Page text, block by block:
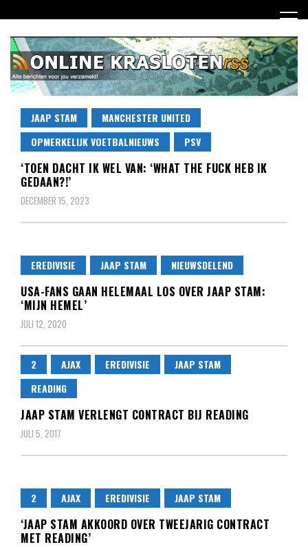
naar
inhoud
Online Krasloten RSS
Dagelijks het laatste nieuws rondom online krasloten voor
jou verzameld
JAAP STAM
MANCHESTER UNITED
OPMERKELIJK VOETBALNIEUWS
PSV
‘TOEN DACHT IK WEL VAN: ‘WHAT THE FUCK HEB IK
GEDAAN?!’
DECEMBER 15, 2023
EREDIVISIE JAAP STAM NIEUWSDELEND
USA-FANS GAAN HELEMAAL LOS OVER JAAP STAM:
‘MIJN HEMEL’
JULI 12, 2020
2 AJAX EREDIVISIE
JAAP STAM
READING
JAAP STAM VERLENGT CONTRACT BIJ READING
JULI 5, 2017
2 AJAX EREDIVISIE JAAP STAM
‘JAAP STAM AKKOORD OVER TWEEJARIG CONTRACT
MET READING’